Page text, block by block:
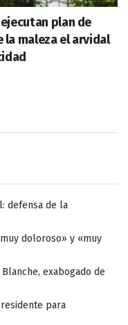
plan de
maleza el arvidal
defensa de la
doloroso» y «muy
Blanche, exabogado de
para